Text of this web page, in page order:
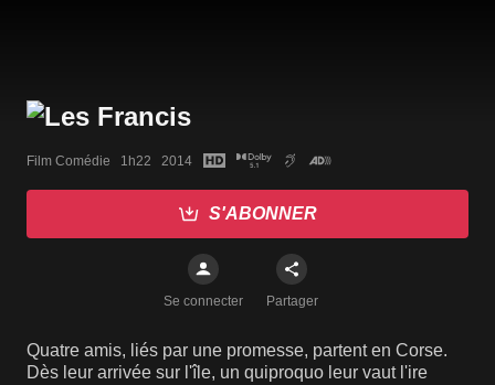
Film Comédie   1h22   2014
S'ABONNER
Se connecter Partager
Quatre amis, liés par une promesse, partent en Corse.
Dès leur arrivée sur l'île, un quiproquo leur vaut l'ire